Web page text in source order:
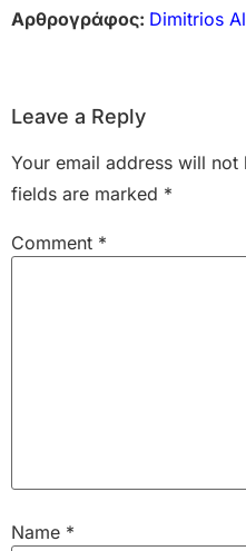
Αρθρογράφος: Dimitrios
Leave a Reply
Your email address will not
fields are marked *
Comment *
Name *